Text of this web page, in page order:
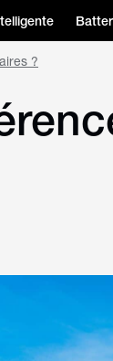
?